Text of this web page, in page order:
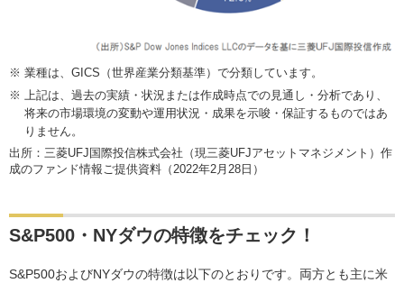
業種は、GICS（世界産業分類基準）で分類しています。
上記は、過去の実績・状況または作成時点での見通し・分析であり、
将来の市場環境の変動や運用状況・成果を示唆・保証するものではあ
りません。
出所：三菱UFJ国際投信株式会社（現三菱UFJアセットマネジメント）作
成のファンド情報ご提供資料（2022年2月28日）
S&P500・NYダウの特徴をチェック！
S&P500およびNYダウの特徴は以下のとおりです。両方とも主に米